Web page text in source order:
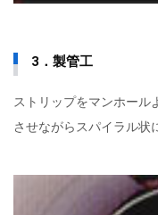
3．製管工
ストリップをマンホール
させながらスパイラル状